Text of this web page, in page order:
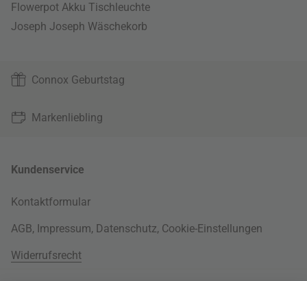
Flowerpot Akku Tischleuchte
Joseph Joseph Wäschekorb
Connox Geburtstag
Markenliebling
Kundenservice
Kontaktformular
AGB, Impressum, Datenschutz, Cookie-Einstellungen
Widerrufsrecht